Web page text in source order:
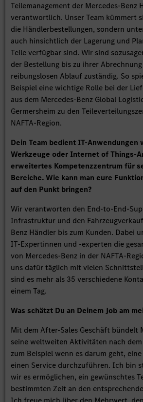
Teilemanagement der Mercedes-Benz
verantwortlich. Unser Team kümmert
die Händlerbestellungen, sondern
auch hinsichtlich der Lagerung und
Teile verfügbar sind. Wir sind
der Bestellung bis zu ihrer
reibungslosen Ablauf zuständig. So
Beispiel eine wichtige Rolle bei der
aus dem Mercedes-Benz Global
Germersheim zu den
NAFTA-Region.
Dein Team bedient IT-Anwendungen
Werkzeuge oder Internet of Things-
erweitertes Kompetenzzentrum für
Bereiche. Wie kann man eure
auf den Punkt bringen?
Wir verantworten den End-to-End-
Infrastruktur und den
Benz Händler bis zum Kunden. Dabei
IT-Expertinnen und -experten die
von Mercedes-Benz in der NAFTA-
uns dafür täglich mit vielen
sind es mehr als 35 verschiedene
einem Tag.
Was schätzt Du an Deinem Job am
Mit dem After-Sales Geschäft bündelt
seine weltweiten Aktivitäten nach
zum Beispiel wenn es darum geht,
einen Service durchzuführen. Ich bin
wir es ermöglichen, ein gewünschtes
bestimmten Zeit an den